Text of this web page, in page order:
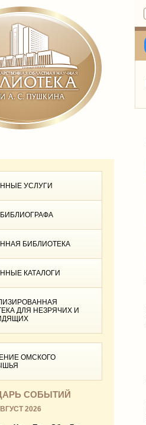
УСЛУГИ
БИБЛИОТЕКА
КАТАЛОГИ
ДЛЯ НЕЗРЯЧИХ И
ОМСКОГО
СОБЫТИЙ
2026